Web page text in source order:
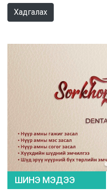
Хадгалах
ШИНЭ МЭДЭЭ